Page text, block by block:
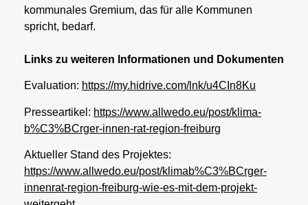
kommunales Gremium, das für alle Kommunen
spricht, bedarf.
Links zu weiteren Informationen und Dokumenten
Evaluation: https://my.hidrive.com/lnk/u4CIn8Ku
Presseartikel: https://www.allwedo.eu/post/klima-
b%C3%BCrger-innen-rat-region-freiburg
Aktueller Stand des Projektes:
https://www.allwedo.eu/post/klimab%C3%BCrger-
innenrat-region-freiburg-wie-es-mit-dem-projekt-